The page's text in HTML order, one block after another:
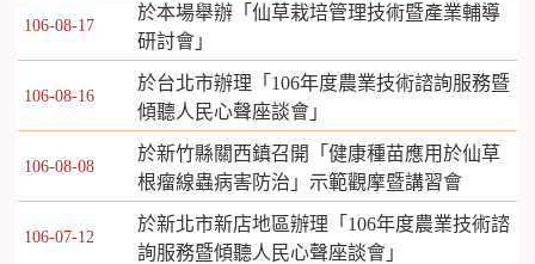
106-08-17
於本場舉辦「仙草栽培管理技術暨產業輔導
研討會」
106-08-16
於台北市辦理「106年度農業技術諮詢服務暨
傾聽人民心聲座談會」
106-08-08
於新竹縣關西鎮召開「健康種苗應用於仙草
根瘤線蟲病害防治」示範觀摩暨講習會
106-07-12
於新北市新店地區辦理「106年度農業技術諮
詢服務暨傾聽人民心聲座談會」